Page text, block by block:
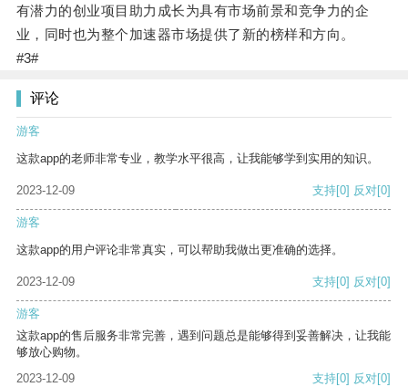
有潜力的创业项目助力成长为具有市场前景和竞争力的企
业，同时也为整个加速器市场提供了新的榜样和方向。
#3#
评论
游客
这款app的老师非常专业，教学水平很高，让我能够学到实用的知识。
2023-12-09 支持[0] 反对[0]
游客
这款app的用户评论非常真实，可以帮助我做出更准确的选择。
2023-12-09 支持[0] 反对[0]
游客
这款app的售后服务非常完善，遇到问题总是能够得到妥善解决，让我能
够放心购物。
2023-12-09
支持[0] 反对[0]